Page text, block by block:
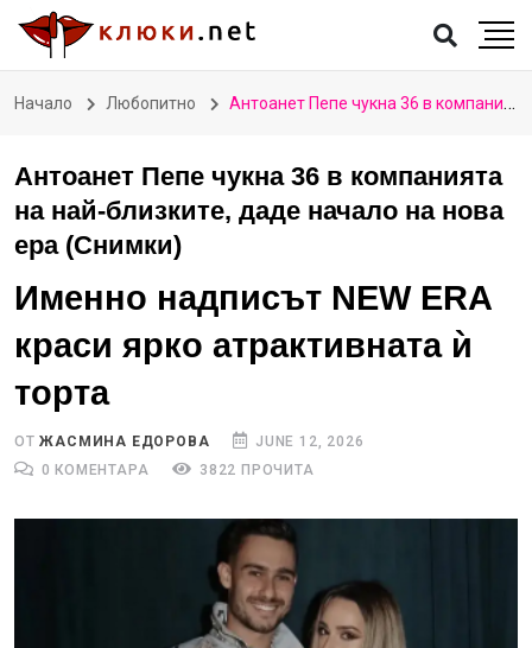
Начало Любопитно Антоанет Пепе чукна 36 в компанията на най-близките, даде начало на нова ера (Снимки)
Антоанет Пепе чукна 36 в компанията
на най-близките, даде начало на нова
ера (Снимки)
Именно надписът NEW ERA
краси ярко атрактивната ѝ
торта
ОТЖАСМИНА ЕДОРОВА
JUNE 12, 2026
0 КОМЕНТАРА
3822 ПРОЧИТА